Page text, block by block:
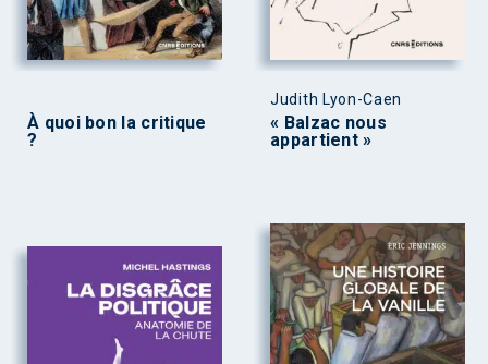
À quoi bon la critique
?
Judith Lyon-Caen
« Balzac nous
appartient »